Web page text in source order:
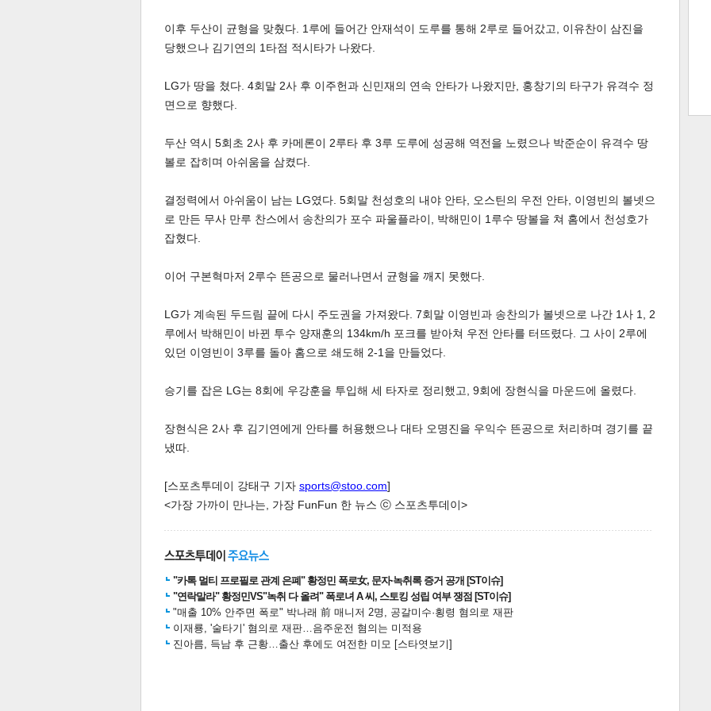
이후 두산이 균형을 맞췄다. 1루에 들어간 안재석이 도루를 통해 2루로 들어갔고, 이유찬이 삼진을
당했으나 김기연의 1타점 적시타가 나왔다.
LG가 땅을 쳤다. 4회말 2사 후 이주헌과 신민재의 연속 안타가 나왔지만, 홍창기의 타구가 유격수 정
면으로 향했다.
두산 역시 5회초 2사 후 카메론이 2루타 후 3루 도루에 성공해 역전을 노렸으나 박준순이 유격수 땅
볼로 잡히며 아쉬움을 삼켰다.
결정력에서 아쉬움이 남는 LG였다. 5회말 천성호의 내야 안타, 오스틴의 우전 안타, 이영빈의 볼넷으
로 만든 무사 만루 찬스에서 송찬의가 포수 파울플라이, 박해민이 1루수 땅볼을 쳐 홈에서 천성호가
잡혔다.
이어 구본혁마저 2루수 뜬공으로 물러나면서 균형을 깨지 못했다.
LG가 계속된 두드림 끝에 다시 주도권을 가져왔다. 7회말 이영빈과 송찬의가 볼넷으로 나간 1사 1, 2
루에서 박해민이 바뀐 투수 양재훈의 134km/h 포크를 받아쳐 우전 안타를 터뜨렸다. 그 사이 2루에
있던 이영빈이 3루를 돌아 홈으로 쇄도해 2-1을 만들었다.
승기를 잡은 LG는 8회에 우강훈을 투입해 세 타자로 정리했고, 9회에 장현식을 마운드에 올렸다.
장현식은 2사 후 김기연에게 안타를 허용했으나 대타 오명진을 우익수 뜬공으로 처리하며 경기를 끝
냈따.
[스포츠투데이 강태구 기자 sports@stoo.com]
<가장 가까이 만나는, 가장 FunFun 한 뉴스 ⓒ 스포츠투데이>
"카톡 멀티 프로필로 관계 은폐" 황정민 폭로女, 문자·녹취록 증거 공개 [ST이슈]
"연락말라" 황정민VS"녹취 다 올려" 폭로녀 A 씨, 스토킹 성립 여부 쟁점 [ST이슈]
"매출 10% 안주면 폭로" 박나래 前 매니저 2명, 공갈미수·횡령 혐의로 재판
이재룡, '술타기' 혐의로 재판…음주운전 혐의는 미적용
진아름, 득남 후 근황…출산 후에도 여전한 미모 [스타엿보기]